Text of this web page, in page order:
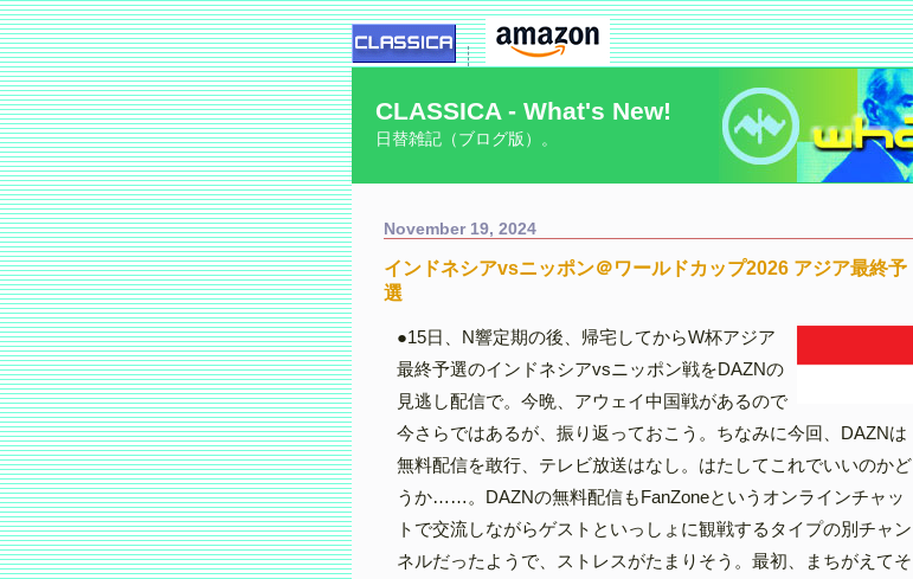
CLASSICA - What's New!
日替雑記（ブログ版）。
November 19, 2024
インドネシアvsニッポン＠ワールドカップ2026 アジア最終予
選
●15日、N響定期の後、帰宅してからW杯アジア
最終予選のインドネシアvsニッポン戦をDAZNの
見逃し配信で。今晩、アウェイ中国戦があるので
今さらではあるが、振り返っておこう。ちなみに今回、DAZNは
無料配信を敢行、テレビ放送はなし。はたしてこれでいいのかど
うか……。DAZNの無料配信もFanZoneというオンラインチャッ
トで交流しながらゲストといっしょに観戦するタイプの別チャン
ネルだったようで、ストレスがたまりそう。最初、まちがえてそ